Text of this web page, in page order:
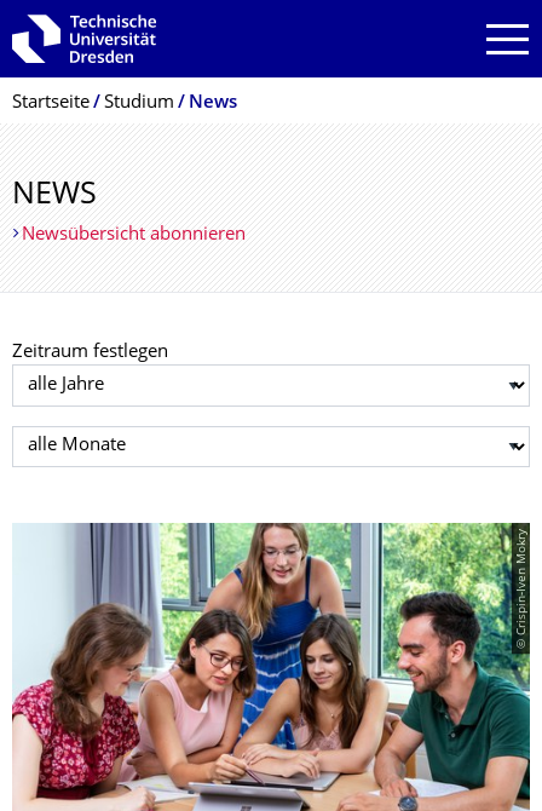
Zur Hauptnavigation springen
Zur Suche springen
Zum Inhalt springen
Breadcrumb-Menü
Startseite Studium News
NEWS
Newsübersicht abonnieren
Zeitraum festlegen
Jahr auswählen
Monat auswählen
© Crispin-Iven Mokry